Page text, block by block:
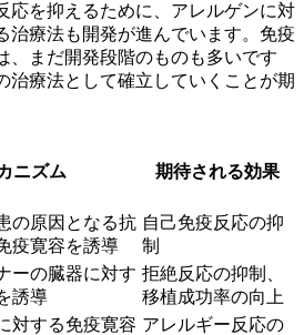
応を抑えるために、アレルゲンに対
治療法も開発が進んでいます。免疫
、まだ開発段階のものも多いです
治療法として確立していくことが期
ニズム 期待される効果
の原因となる抗
疫寛容を誘導
自己免疫反応の抑
制
ーの臓器に対す
誘導
拒絶反応の抑制、
移植成功率の向上
対する免疫寛容 アレルギー反応の